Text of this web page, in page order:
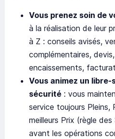
Vous prenez soin de
à la réalisation de leur
à Z : conseils avisés,
complémentaires,
encaissements,
Vous animez un
sécurité : vous
service toujours Pleins,
meilleurs Prix (règle
avant les opérations